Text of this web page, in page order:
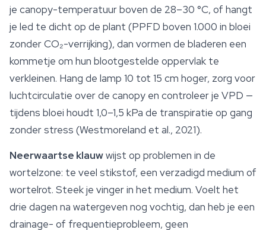
je canopy-temperatuur boven de 28–30 °C, of hangt
je led te dicht op de plant (PPFD boven 1.000 in bloei
zonder CO₂-verrijking), dan vormen de bladeren een
kommetje om hun blootgestelde oppervlak te
verkleinen. Hang de lamp 10 tot 15 cm hoger, zorg voor
luchtcirculatie over de canopy en controleer je VPD —
tijdens bloei houdt 1,0–1,5 kPa de transpiratie op gang
zonder stress (Westmoreland et al., 2021).
Neerwaartse klauwwijst op problemen in de
wortelzone: te veel stikstof, een verzadigd medium of
wortelrot. Steek je vinger in het medium. Voelt het
drie dagen na watergeven nog vochtig, dan heb je een
drainage- of frequentieprobleem, geen